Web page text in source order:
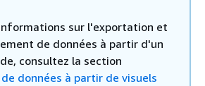
sur l'exportation et
de données à partir d'un
consultez la section
données à partir de visuels